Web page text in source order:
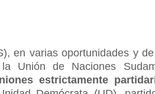
en varias oportunidades y
Unión de Naciones
estrictamente